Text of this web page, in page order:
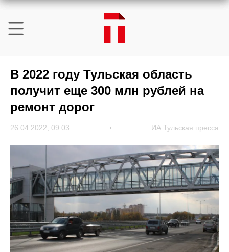
В 2022 году Тульская область
получит еще 300 млн рублей на
ремонт дорог
26.04.2022, 09:03 ИА Тульская пресса